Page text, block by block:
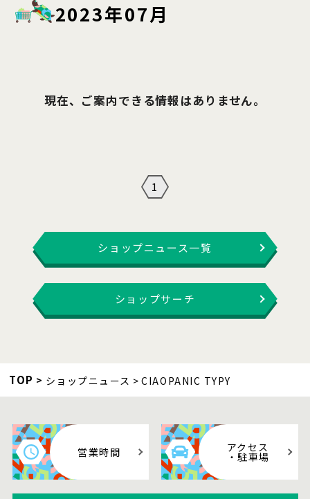
2023年07月
現在、ご案内できる情報はありません。
1
ショップニュース一覧
ショップサーチ
TOP ショップニュース CIAOPANIC TYPY
営業時間 アクセス
・駐車場